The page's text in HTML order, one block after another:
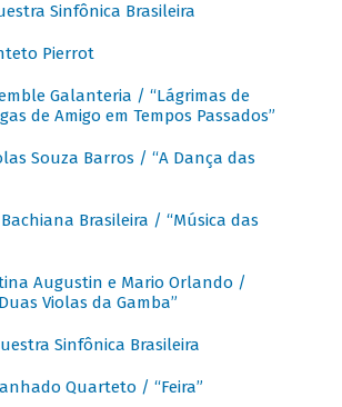
Sinfônica Brasileira
Pierrot
Galanteria / “Lágrimas de
de Amigo em Tempos Passados”
Souza Barros / “A Dança das
Bachiana Brasileira / “Música das
Augustin e Mario Orlando /
Violas da Gamba”
Sinfônica Brasileira
Quarteto / “Feira”